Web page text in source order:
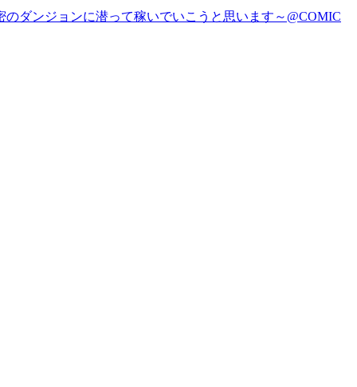
ダンジョンに潜って稼いでいこうと思います～@COMIC